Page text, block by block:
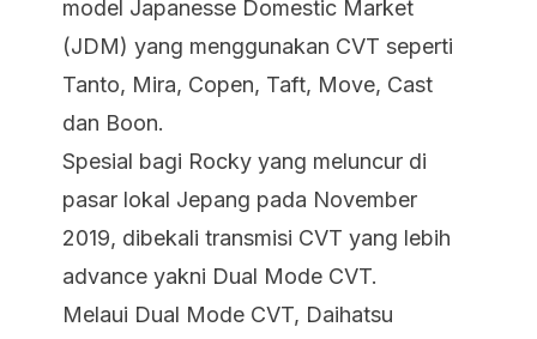
model Japanesse Domestic Market
(JDM) yang menggunakan CVT seperti
Tanto, Mira, Copen, Taft, Move, Cast
dan Boon.
Spesial bagi Rocky yang meluncur di
pasar lokal Jepang pada November
2019, dibekali transmisi CVT yang lebih
advance yakni Dual Mode CVT.
Melaui Dual Mode CVT, Daihatsu